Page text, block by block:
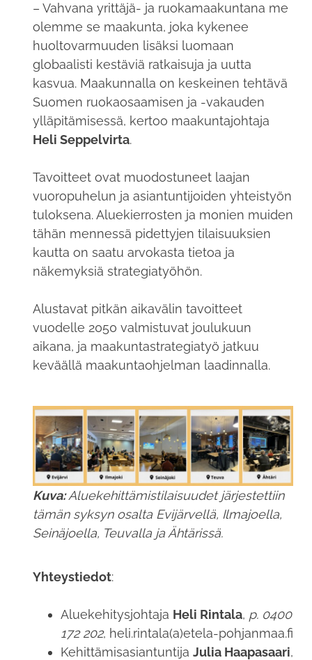
– Vahvana yrittäjä- ja ruokamaakuntana me
olemme se maakunta, joka kykenee
huoltovarmuuden lisäksi luomaan
globaalisti kestäviä ratkaisuja ja uutta
kasvua. Maakunnalla on keskeinen tehtävä
Suomen ruokaosaamisen ja -vakauden
ylläpitämisessä, kertoo maakuntajohtaja
Heli Seppelvirta.
Tavoitteet ovat muodostuneet laajan
vuoropuhelun ja asiantuntijoiden yhteistyön
tuloksena. Aluekierrosten ja monien muiden
tähän mennessä pidettyjen tilaisuuksien
kautta on saatu arvokasta tietoa ja
näkemyksiä strategiatyöhön.
Alustavat pitkän aikavälin tavoitteet
vuodelle 2050 valmistuvat joulukuun
aikana, ja maakuntastrategiatyö jatkuu
keväällä maakuntaohjelman laadinnalla.
Kuva:Aluekehittämistilaisuudet järjestettiin
tämän syksyn osalta Evijärvellä, Ilmajoella,
Seinäjoella, Teuvalla ja Ähtärissä.
Yhteystiedot:
Aluekehitysjohtaja Heli Rintala, p. 0400
172 202, heli.rintala(a)etela-pohjanmaa.fi
Kehittämisasiantuntija Julia Haapasaari,